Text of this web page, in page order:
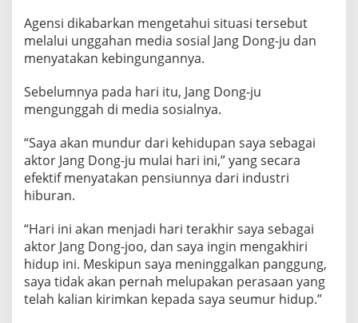
i
H
a
u
s
r
o
f
l
n
y
a
Agensi dikabarkan mengetahui situasi tersebut
melalui unggahan media sosial Jang Dong-ju dan
menyatakan kebingungannya.
Sebelumnya pada hari itu, Jang Dong-ju
mengunggah di media sosialnya.
“Saya akan mundur dari kehidupan saya sebagai
aktor Jang Dong-ju mulai hari ini,” yang secara
efektif menyatakan pensiunnya dari industri
hiburan.
“Hari ini akan menjadi hari terakhir saya sebagai
aktor Jang Dong-joo, dan saya ingin mengakhiri
hidup ini. Meskipun saya meninggalkan panggung,
saya tidak akan pernah melupakan perasaan yang
telah kalian kirimkan kepada saya seumur hidup.”